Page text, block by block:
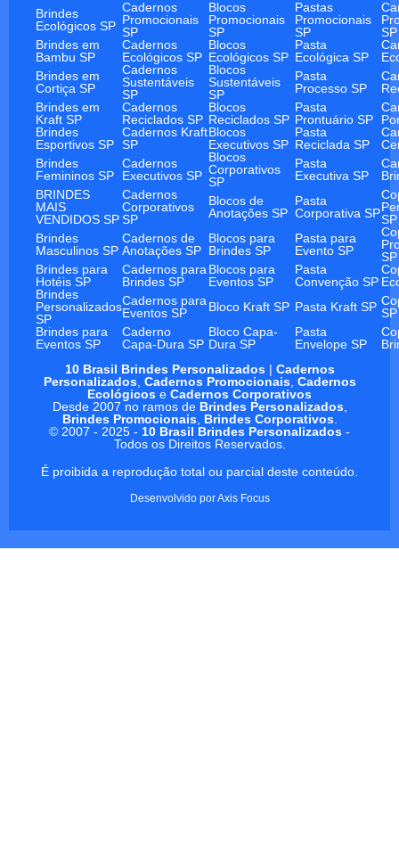
Brindes
Ecológicos SP
Cadernos
Promocionais
SP
Blocos
Promocionais
SP
Pastas
Promocionais
SP
SP
Brindes em
Bambu SP
Cadernos
Ecológicos SP
Blocos
Ecológicos SP
Pasta
Ecológica SP
Brindes em
Cortiça SP
Cadernos
Sustentáveis
SP
Blocos
Sustentáveis
SP
Pasta
Processo SP
Brindes em
Kraft SP
Cadernos
Reciclados SP
Blocos
Reciclados SP
Pasta
Prontuário SP
Brindes
Esportivos SP
Cadernos Kraft
SP
Blocos
Executivos SP
Pasta
Reciclada SP
Brindes
Femininos SP
Cadernos
Executivos SP
Blocos
Corporativos
SP
Pasta
Executiva SP
BRINDES
MAIS
VENDIDOS SP
Cadernos
Corporativos
SP
Blocos de
Anotações SP
Pasta
Corporativa SPSP
Brindes
Masculinos SP
Cadernos de
Anotações SP
Blocos para
Brindes SP
Pasta para
Evento SP
SP
Brindes para
Hotéis SP
Cadernos para
Brindes SP
Blocos para
Eventos SP
Pasta
Convenção SP
Brindes
Personalizados
SP
Cadernos para
Eventos SP
Bloco Kraft SP Pasta Kraft SP SP
Brindes para
Eventos SP
Caderno
Capa-Dura SP
Bloco Capa-
Dura SP
Pasta
Envelope SP
10 Brasil Brindes Personalizados| Cadernos
Personalizados, Cadernos Promocionais, Cadernos
Ecológicos e Cadernos Corporativos
Desde 2007 no ramos de Brindes Personalizados,
Brindes Promocionais, Brindes Corporativos.
© 2007 - 2025 - 10 Brasil Brindes Personalizados -
Todos os Direitos Reservados.
É proibida a reprodução total ou parcial deste conteúdo.
Desenvolvido porAxis Focus